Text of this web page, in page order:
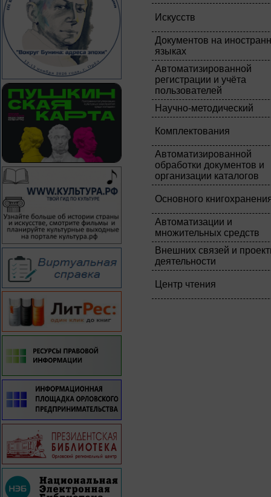
Искусств
Документов на
языках
Автоматизированной
регистрации и учёта
пользователей
Научно-методический
Комплектования
Автоматизированной
обработки документов и
организации каталогов
Основного
Автоматизации и
множительных средств
Внешних связей и
деятельности
Центр чтения